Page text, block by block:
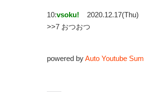
10:vsoku!
2020.12.17(Thu)
>>7 おつおつ
powered byAuto Youtube